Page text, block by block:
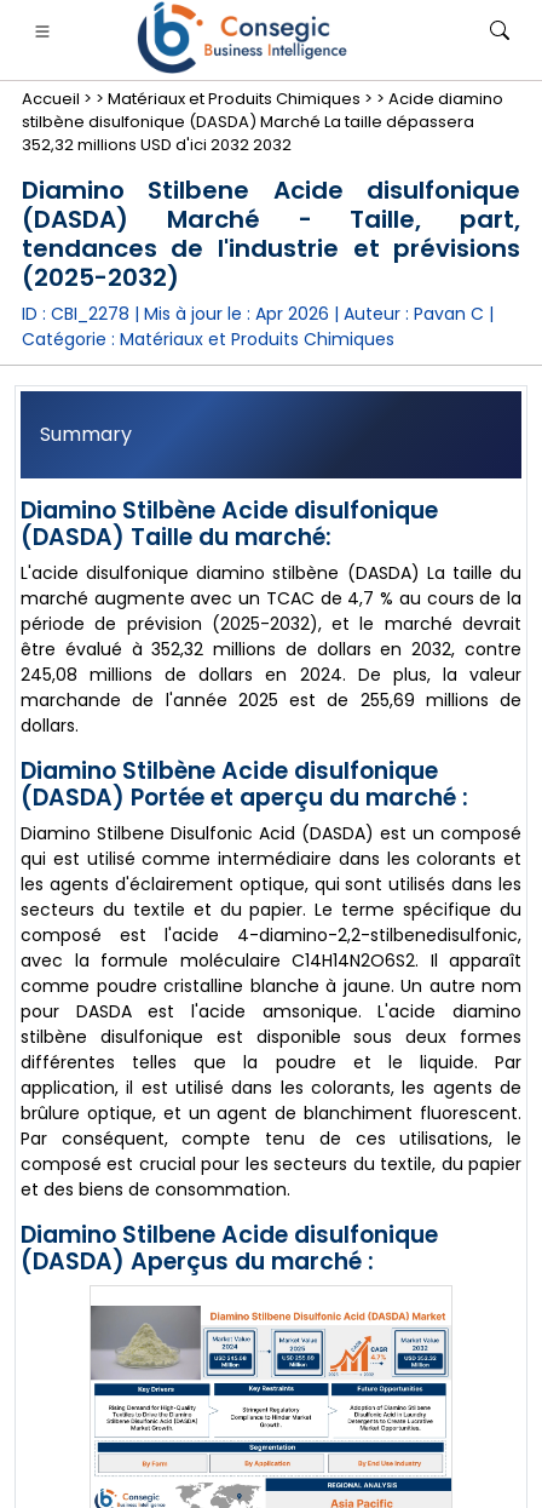
services financiers et assurance
• Biens de consommation
• Énergie et électricité
•
• étude de cas
Accueil > > Matériaux et Produits Chimiques > > Acide diamino
stilbène disulfonique (DASDA) Marché La taille dépassera
352,32 millions USD d'ici 2032 2032
Diamino Stilbene Acide disulfonique
(DASDA) Marché - Taille, part,
tendances de l'industrie et prévisions
(2025-2032)
ID : CBI_2278 | Mis à jour le : Apr 2026 | Auteur : Pavan C |
Catégorie : Matériaux et Produits Chimiques
Summary
Diamino Stilbène Acide disulfonique
(DASDA) Taille du marché:
L'acide disulfonique diamino stilbène (DASDA) La taille du
marché augmente avec un TCAC de 4,7 % au cours de la
période de prévision (2025-2032), et le marché devrait
être évalué à 352,32 millions de dollars en 2032, contre
245,08 millions de dollars en 2024. De plus, la valeur
marchande de l'année 2025 est de 255,69 millions de
dollars.
Diamino Stilbène Acide disulfonique
(DASDA) Portée et aperçu du marché :
Diamino Stilbene Disulfonic Acid (DASDA) est un composé
qui est utilisé comme intermédiaire dans les colorants et
les agents d'éclairement optique, qui sont utilisés dans les
secteurs du textile et du papier. Le terme spécifique du
composé est l'acide 4-diamino-2,2-stilbenedisulfonic,
avec la formule moléculaire C14H14N2O6S2. Il apparaît
comme poudre cristalline blanche à jaune. Un autre nom
pour DASDA est l'acide amsonique. L'acide diamino
stilbène disulfonique est disponible sous deux formes
différentes telles que la poudre et le liquide. Par
application, il est utilisé dans les colorants, les agents de
brûlure optique, et un agent de blanchiment fluorescent.
Par conséquent, compte tenu de ces utilisations, le
composé est crucial pour les secteurs du textile, du papier
et des biens de consommation.
Diamino Stilbene Acide disulfonique
(DASDA) Aperçus du marché :